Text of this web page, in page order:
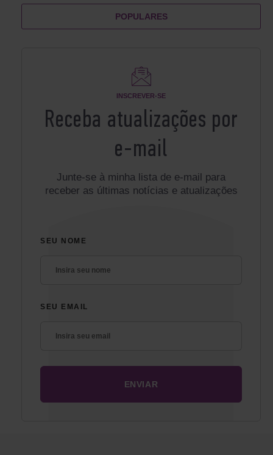
POPULARES
INSCREVER-SE
Receba atualizações por
e-mail
Junte-se à minha lista de e-mail para
receber as últimas notícias e atualizações
SEU NOME
SEU EMAIL